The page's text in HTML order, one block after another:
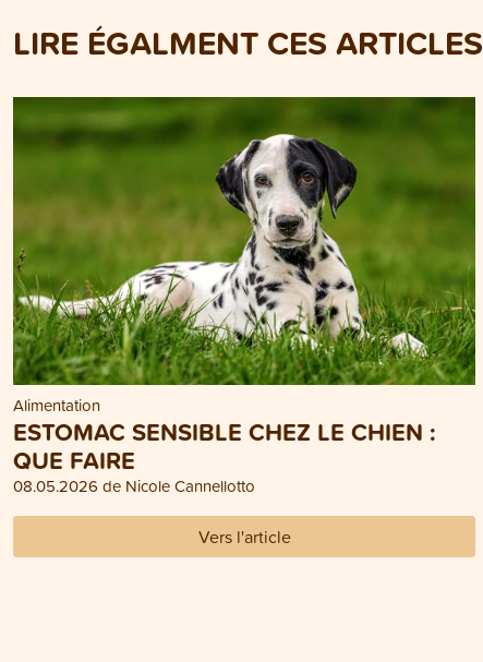
LIRE ÉGALMENT CES ARTICLES
Alimentation
ESTOMAC SENSIBLE CHEZ LE CHIEN :
QUE FAIRE
08.05.2026 de Nicole Cannellotto
Vers l'article